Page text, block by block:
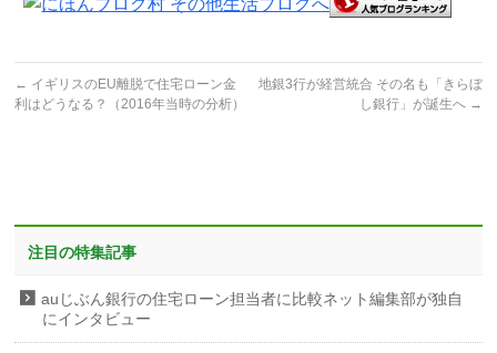
← イギリスのEU離脱で住宅ローン金
利はどうなる？（2016年当時の分析）
地銀3行が経営統合 その名も「きらぼ
し銀行」が誕生へ →
注目の特集記事
auじぶん銀行の住宅ローン担当者に比較ネット編集部が独自
にインタビュー